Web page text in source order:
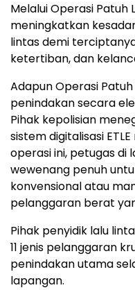
Melalui Operasi Patuh
meningkatkan
lintas demi
ketertiban, dan
Adapun Operasi
penindakan secara
Pihak kepolisian
sistem digitalisasi
operasi ini, petugas
wewenang penuh
konvensional atau
pelanggaran berat
Pihak penyidik lalu
11 jenis pelanggaran
penindakan utama
lapangan.